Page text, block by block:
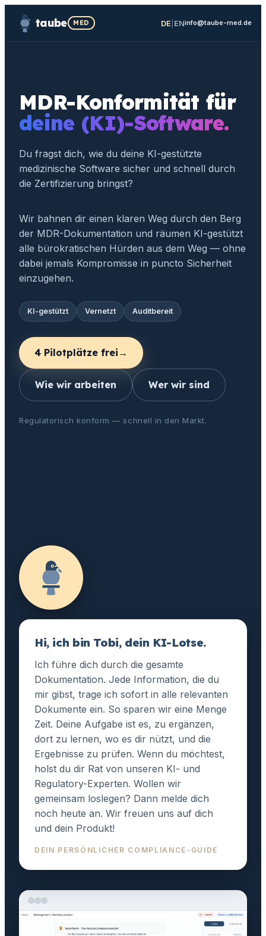
taube MED DE ENinfo@taube-med.de
MDR-Konformität für
deine (KI)-Software.
Du fragst dich, wie du deine KI-gestützte
medizinische Software sicher und schnell durch
die Zertifizierung bringst?
Wir bahnen dir einen klaren Weg durch den Berg
der MDR-Dokumentation und räumen KI-gestützt
alle bürokratischen Hürden aus dem Weg — ohne
dabei jemals Kompromisse in puncto Sicherheit
einzugehen.
KI-gestützt Vernetzt Auditbereit
4 Pilotplätze frei →
Wie wir arbeiten Wer wir sind
Regulatorisch konform — schnell in den Markt.
Hi, ich bin Tobi, dein KI-Lotse.
Ich führe dich durch die gesamte
Dokumentation. Jede Information, die du
mir gibst, trage ich sofort in alle relevanten
Dokumente ein. So sparen wir eine Menge
Zeit. Deine Aufgabe ist es, zu ergänzen,
dort zu lernen, wo es dir nützt, und die
Ergebnisse zu prüfen. Wenn du möchtest,
holst du dir Rat von unseren KI- und
Regulatory-Experten. Wollen wir
gemeinsam loslegen? Dann melde dich
noch heute an. Wir freuen uns auf dich
und dein Produkt!
DEIN PERSÖNLICHER COMPLIANCE-GUIDE